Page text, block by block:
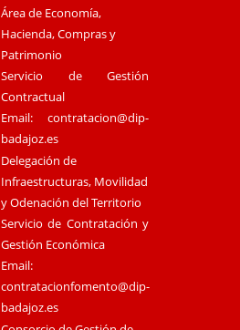
Área de Economía,
Hacienda, Compras y
Patrimonio
Servicio de Gestión
Contractual
Email:contratacion@dip-
badajoz.es
Delegación de
Infraestructuras, Movilidad
y Odenación del Territorio
Servicio de Contratación y
Gestión Económica
Email:
contratacionfomento@dip-
badajoz.es